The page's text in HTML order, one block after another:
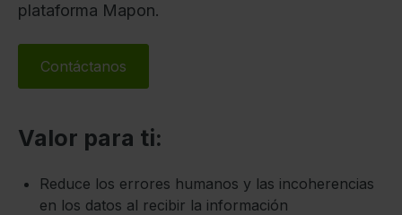
plataforma Mapon.
Contáctanos
Valor para ti:
Reduce los errores humanos y las incoherencias
en los datos al recibir la información